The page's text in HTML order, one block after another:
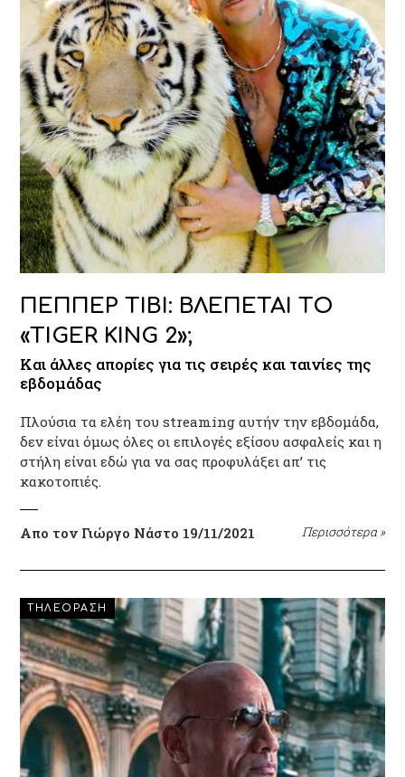
ΠΕΠΠΕΡ ΤΙΒΙ: ΒΛΕΠΕΤΑΙ ΤΟ
«TIGER KING 2»;
Και άλλες απορίες για τις σειρές και ταινίες της
εβδομάδας
Πλούσια τα ελέη του streaming αυτήν την εβδομάδα,
δεν είναι όμως όλες οι επιλογές εξίσου ασφαλείς και η
στήλη είναι εδώ για να σας προφυλάξει απ’ τις
κακοτοπιές.
Απο τον Γιώργο Νάστο 19/11/2021 Περισσότερα »
ΤΗΛΕΟΡΑΣΗ